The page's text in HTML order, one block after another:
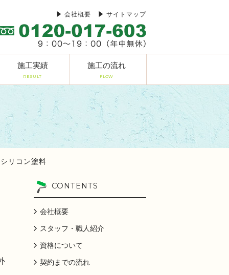
サイトマップ
会社概要
施工実績
RESULT
施工の流れ
FLOW
リコン塗料
CONTENTS
会社概要
スタッフ・職人紹介
資格について
契約までの流れ